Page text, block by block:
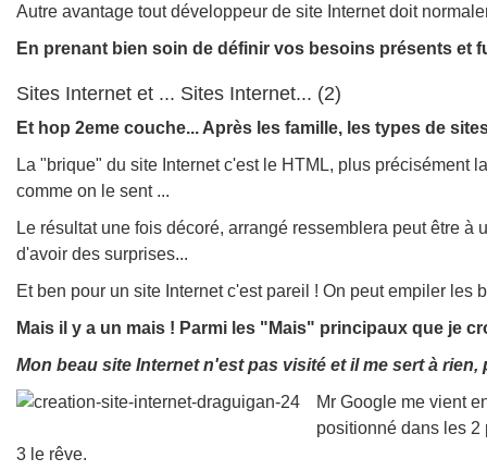
Autre avantage tout développeur de site Internet doit
En prenant bien soin de définir vos besoins présents et
Sites Internet et ... Sites Internet... (2)
Et hop 2eme couche... Après les famille, les types de
La "brique" du site Internet c'est le HTML, plus précisément
comme on le sent ...
Le résultat une fois décoré, arrangé ressemblera peut être
d'avoir des surprises...
Et ben pour un site Internet c'est pareil ! On peut empiler
Mais il y a un mais ! Parmi les "Mais" principaux que je
Mon beau site Internet n'est pas visité et il me sert à
Mr Google me vient
positionné dans les 2
3 le rêve.